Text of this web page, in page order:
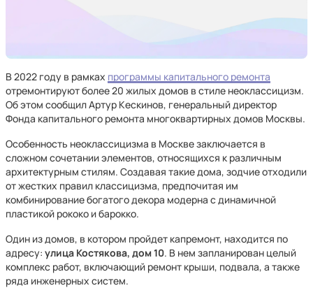
В 2022 году в рамках программы капитального ремонта
отремонтируют более 20 жилых домов в стиле неоклассицизм.
Об этом сообщил Артур Кескинов, генеральный директор
Фонда капитального ремонта многоквартирных домов Москвы.
Особенность неоклассицизма в Москве заключается в
сложном сочетании элементов, относящихся к различным
архитектурным стилям. Создавая такие дома, зодчие отходили
от жестких правил классицизма, предпочитая им
комбинирование богатого декора модерна с динамичной
пластикой рококо и барокко.
Один из домов, в котором пройдет капремонт, находится по
адресу: улица Костякова, дом 10. В нем запланирован целый
комплекс работ, включающий ремонт крыши, подвала, а также
ряда инженерных систем.